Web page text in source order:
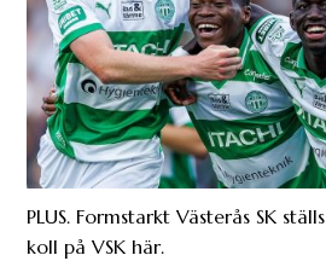
PLUS. Formstarkt Västerås SK
koll på VSK här.